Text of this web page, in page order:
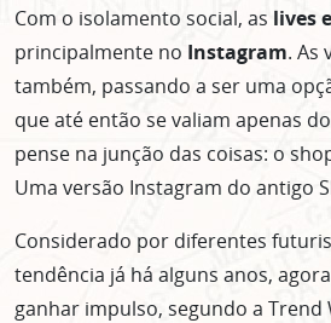
Com o isolamento social, as lives
principalmente no Instagram. As
também, passando a ser uma
que até então se valiam apenas
pense na junção das coisas: o
Uma versão Instagram do antigo
Considerado por diferentes
tendência já há alguns anos,
ganhar impulso, segundo a Trend